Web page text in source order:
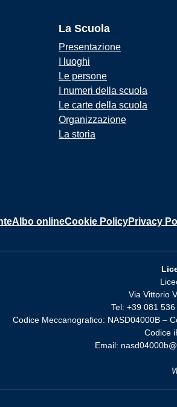
La Scuola
Presentazione
I luoghi
Le persone
I numeri della scuola
Le carte della scuola
Organizzazione
La storia
Albo onlineCookie PolicyPrivacy
Via Vittorio
Tel: +39 081
Codice Meccanografico: NASD04000B –
Codice
Email: